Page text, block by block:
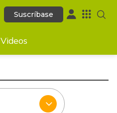
Suscríbase
Suscríbase
Videos